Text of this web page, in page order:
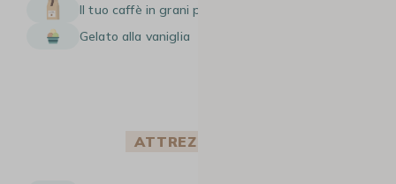
Il tuo caffè in grani preferito
Gelato alla vaniglia
ATTREZZATURA